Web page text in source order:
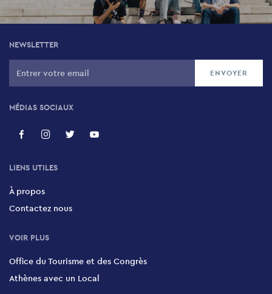
NEWSLETTER
MÉDIAS SOCIAUX
LIENS UTILES
À propos
Contactez nous
VOIR PLUS
Office du Tourisme et des Congrès
Athènes avec un Local